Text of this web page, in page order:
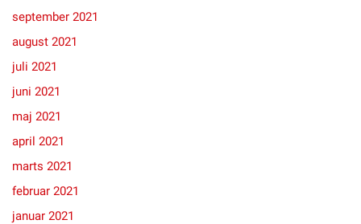
september 2021
august 2021
juli 2021
juni 2021
maj 2021
april 2021
marts 2021
februar 2021
januar 2021